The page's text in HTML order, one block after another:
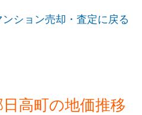
ション売却・査定に戻る
高町の地価推移